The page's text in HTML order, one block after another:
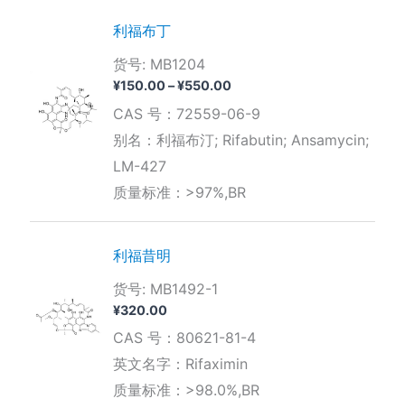
利福布丁
货号: MB1204
¥150.00–¥550.00价
范
围：
¥150.00
CAS 号：72559-06-9
别名：利福布汀; Rifabutin; Ansamycin;
LM-427
质量标准：>97%,BR
利福昔明
货号: MB1492-1
¥320.00
CAS 号：80621-81-4
英文名字：Rifaximin
质量标准：>98.0%,BR